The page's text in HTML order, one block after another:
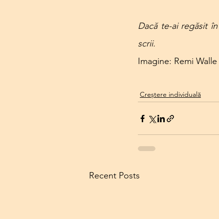
Dacă te-ai regăsit
scrii.
Imagine: Remi Walle
Creștere individuală
Recent Posts